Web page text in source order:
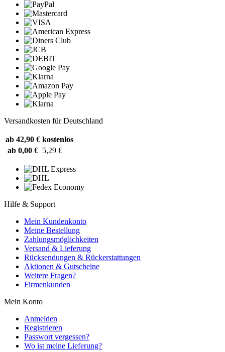
Versandkosten für Deutschland
ab 42,90 € kostenlos
ab 0,00 € 5,29 €
Hilfe & Support
Mein Kundenkonto
Meine Bestellung
Zahlungsmöglichkeiten
Versand & Lieferung
Rücksendungen & Rückerstattungen
Aktionen & Gutscheine
Weitere Fragen?
Firmenkunden
Mein Konto
Anmelden
Registrieren
Passwort vergessen?
Wo ist meine Lieferung?